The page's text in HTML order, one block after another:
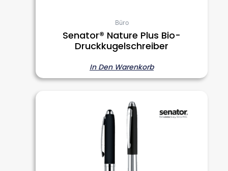
Büro
Senator® Nature Plus Bio-
Druckkugelschreiber
In Den Warenkorb